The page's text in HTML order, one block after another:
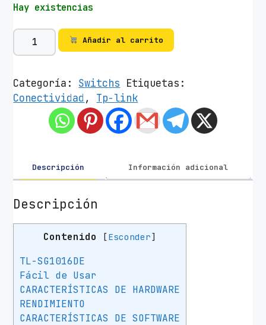
Hay existencias
S
w
t
c
i
n
T
Añadir al carrito
Categoría: Switchs Etiquetas:
Conectividad , Tp-link
Descripción Información adicional
Descripción
Contenido [Esconder]
TL-SG1016DE
Fácil de Usar
CARACTERÍSTICAS DE HARDWARE
RENDIMIENTO
CARACTERÍSTICAS DE SOFTWARE